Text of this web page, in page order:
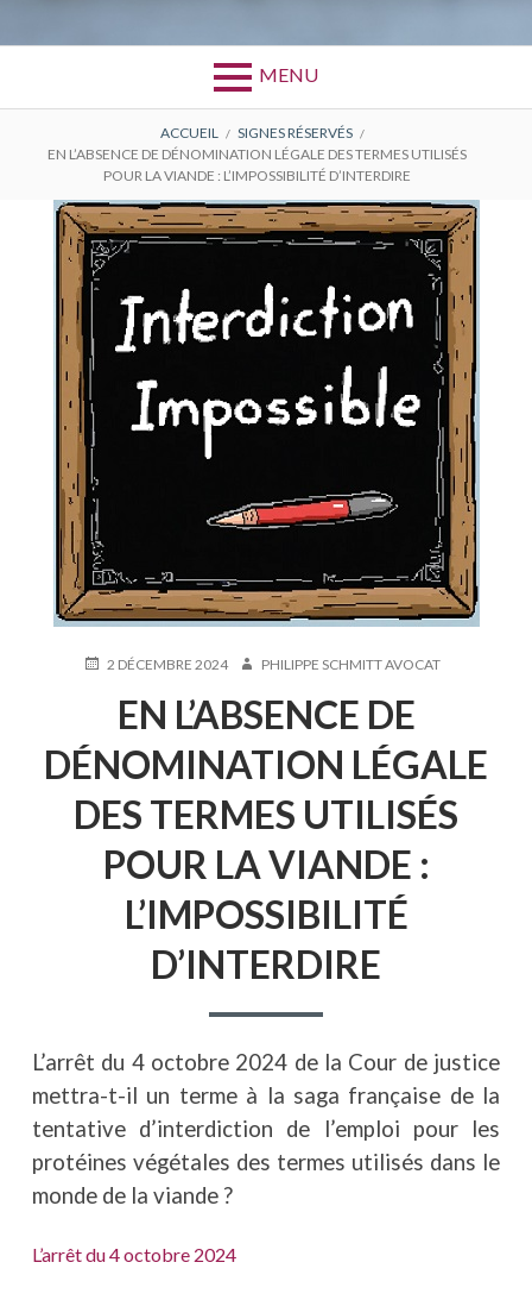
MENU
FIL
D'ARIANE
ACCUEIL
SIGNES RÉSERVÉS
EN L’ABSENCE DE DÉNOMINATION LÉGALE DES TERMES UTILISÉS
POUR LA VIANDE : L’IMPOSSIBILITÉ D’INTERDIRE
PUBLIÉ2 DÉCEMBRE 2024 AUTEURPHILIPPE SCHMITT AVOCAT
EN L’ABSENCE DE
DÉNOMINATION LÉGALE
DES TERMES UTILISÉS
POUR LA VIANDE :
L’IMPOSSIBILITÉ
D’INTERDIRE
L’arrêt du 4 octobre 2024 de la Cour de justice
mettra-t-il un terme à la saga française de la
tentative d’interdiction de l’emploi pour les
protéines végétales des termes utilisés dans le
monde de la viande ?
L’arrêt du 4 octobre 2024